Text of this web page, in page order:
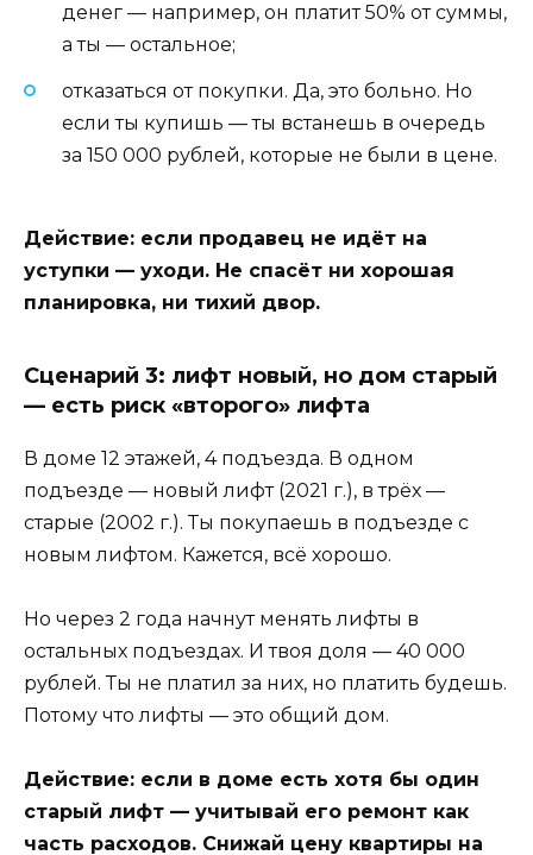
денег — например, он платит 50% от суммы,
а ты — остальное;
отказаться от покупки. Да, это больно. Но
если ты купишь — ты встанешь в очередь
за 150 000 рублей, которые не были в цене.
Действие: если продавец не идёт на
уступки — уходи. Не спасёт ни хорошая
планировка, ни тихий двор.
Сценарий 3: лифт новый, но дом старый
— есть риск «второго» лифта
В доме 12 этажей, 4 подъезда. В одном
подъезде — новый лифт (2021 г.), в трёх —
старые (2002 г.). Ты покупаешь в подъезде с
новым лифтом. Кажется, всё хорошо.
Но через 2 года начнут менять лифты в
остальных подъездах. И твоя доля — 40 000
рублей. Ты не платил за них, но платить будешь.
Потому что лифты — это общий дом.
Действие: если в доме есть хотя бы один
старый лифт — учитывай его ремонт как
часть расходов. Снижай цену квартиры на